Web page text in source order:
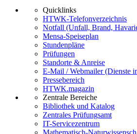
Quicklinks
HTWK-Telefonverzeichnis
Notfall (Unfall, Brand,
Mensa-Speiseplan
Stundenpläne
Prüfungen
Standorte & Anreise
E-Mail / Webmailer (Dienste
Pressebereich
HTWK.magazin
Zentrale Bereiche
Bibliothek und Katalog
Zentrales Prüfungsamt
IT-Servicezentrum
Mathematisch-